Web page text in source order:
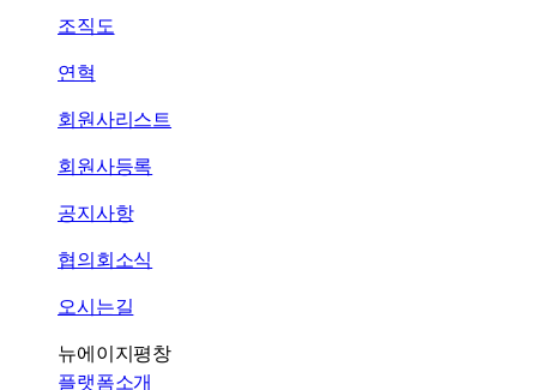
조직도
연혁
회원사리스트
회원사등록
공지사항
협의회소식
오시는길
뉴에이지평창
플랫폼소개